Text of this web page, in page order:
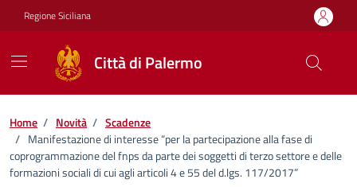
Vai ai contenuti
Vai al footer
Regione Siciliana
Città di Palermo
Home / Novità / Scadenze
/ Manifestazione di interesse “per la partecipazione alla fase di
coprogrammazione del fnps da parte dei soggetti di terzo settore e delle
formazioni sociali di cui agli articoli 4 e 55 del d.lgs. 117/2017”